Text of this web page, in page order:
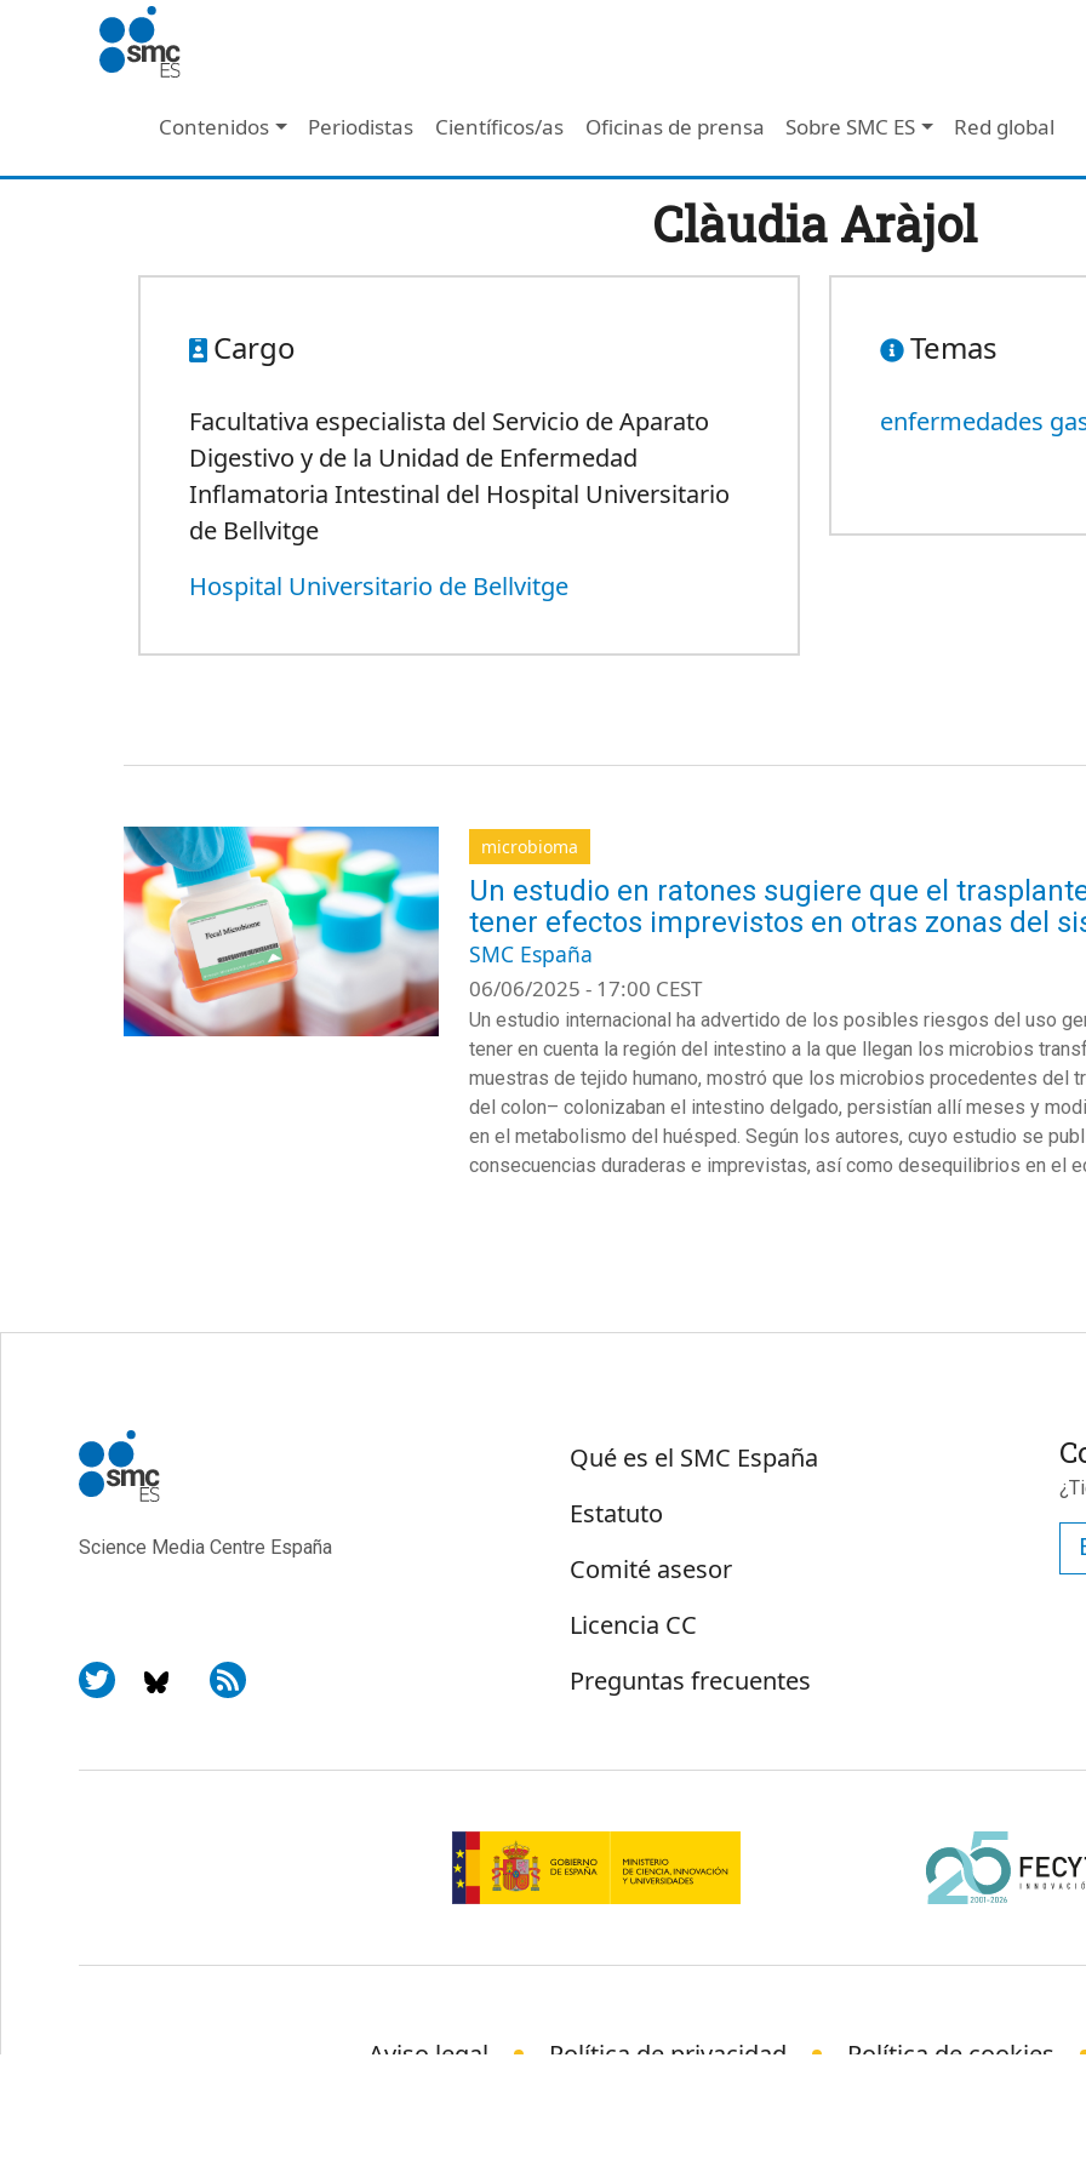
Pasar al contenido principal
Navegación principal - Header
Contenidos Periodistas Científicos/as Oficinas de prensa Sobre SMC ES Red global
Clàudia Aràjol
Cargo
Facultativa especialista del Servicio de Aparato
Digestivo y de la Unidad de Enfermedad
Inflamatoria Intestinal del Hospital Universitario
de Bellvitge
Hospital Universitario de Bellvitge
Temas
enfermedades
microbioma
Un estudio en ratones sugiere que el
tener efectos imprevistos en otras zonas del
SMC España
06/06/2025 - 17:00 CEST
Un estudio internacional ha advertido de los posibles riesgos del uso
tener en cuenta la región del intestino a la que llegan los microbios
muestras de tejido humano, mostró que los microbios procedentes del
del colon– colonizaban el intestino delgado, persistían allí meses y
en el metabolismo del huésped. Según los autores, cuyo estudio se
consecuencias duraderas e imprevistas, así como desequilibrios en el
Science Media Centre España
Sobre SMC España
Qué es el SMC España
Estatuto
Comité asesor
Licencia CC
Preguntas frecuentes
Aviso legal Política de privacidad Política de cookies